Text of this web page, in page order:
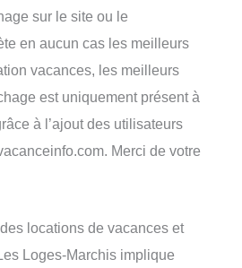
sur le site ou le
en aucun cas les meilleurs
vacances, les meilleurs
est uniquement présent à
à l’ajout des utilisateurs
Merci de votre
locations de vacances et
Loges-Marchis implique